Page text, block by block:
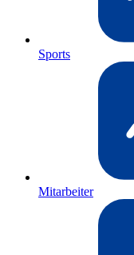
Sports
Mitarbeiter